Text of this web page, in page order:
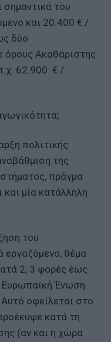
του
και 20.400 € /
δύο
όρους Ακαθάριστης
62.900 € /
πολιτικής
της
πράγμα
μία κατάλληλη
του
εργαζόμενο, θέμα
2, 3 φορές έως
Ευρωπαϊκή Ένωση
οφείλεται στο
κατά τη
(αν και η χώρα